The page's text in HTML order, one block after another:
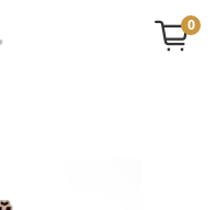
0